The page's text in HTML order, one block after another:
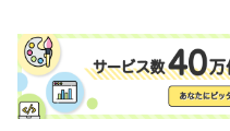
ココナラ　レギュラーランク昇
コナラ　プラチナランク昇格